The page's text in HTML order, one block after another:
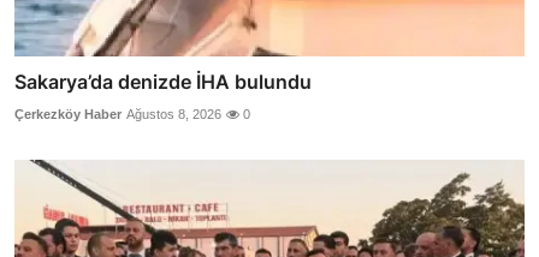
Sakarya’da denizde İHA bulundu
Çerkezköy Haber Ağustos 8, 2026 0